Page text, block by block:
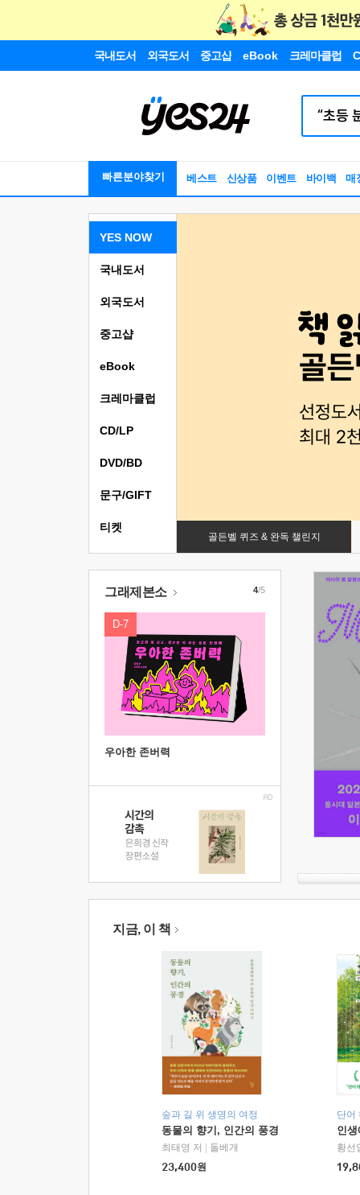
국내도서 외국도서 중고샵 eBook 크레마클럽
빠른분야찾기 베스트 신상품 이벤트 바이백 매
YES NOW
골든벨 퀴즈 & 완독 챌린지
국내도서
외국도서
중고샵
eBook
크레마클럽
CD/LP
DVD/BD
문구/GIFT
티켓
그래제본소
D-7
우아한 존버력
4/5
지금, 이 책
숲과 길 위 생명의 여정
동물의 향기, 인간의 풍경
최태영 저
돌베개
23,400원
단어
인
황선